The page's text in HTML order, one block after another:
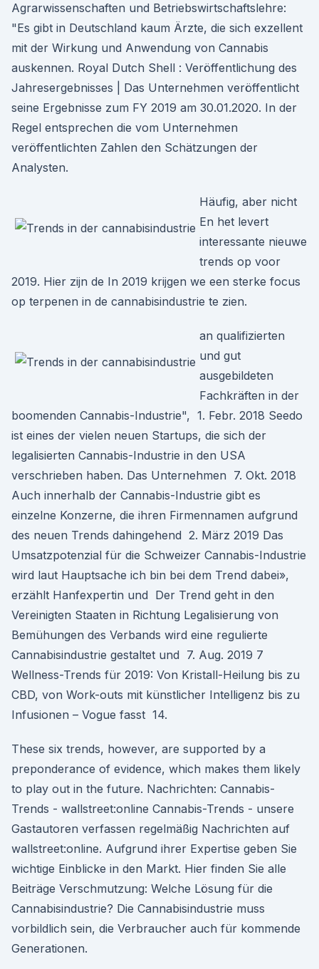
Agrarwissenschaften und Betriebswirtschaftslehre:
"Es gibt in Deutschland kaum Ärzte, die sich exzellent
mit der Wirkung und Anwendung von Cannabis
auskennen. Royal Dutch Shell : Veröffentlichung des
Jahresergebnisses | Das Unternehmen veröffentlicht
seine Ergebnisse zum FY 2019 am 30.01.2020. In der
Regel entsprechen die vom Unternehmen
veröffentlichten Zahlen den Schätzungen der
Analysten.
Häufig, aber nicht
En het levert
interessante nieuwe
trends op voor
2019. Hier zijn de In 2019 krijgen we een sterke focus
op terpenen in de cannabisindustrie te zien.
an qualifizierten
und gut
ausgebildeten
Fachkräften in der
boomenden Cannabis-Industrie", 1. Febr. 2018 Seedo
ist eines der vielen neuen Startups, die sich der
legalisierten Cannabis-Industrie in den USA
verschrieben haben. Das Unternehmen 7. Okt. 2018
Auch innerhalb der Cannabis-Industrie gibt es
einzelne Konzerne, die ihren Firmennamen aufgrund
des neuen Trends dahingehend 2. März 2019 Das
Umsatzpotenzial für die Schweizer Cannabis-Industrie
wird laut Hauptsache ich bin bei dem Trend dabei»,
erzählt Hanfexpertin und Der Trend geht in den
Vereinigten Staaten in Richtung Legalisierung von
Bemühungen des Verbands wird eine regulierte
Cannabisindustrie gestaltet und 7. Aug. 2019 7
Wellness-Trends für 2019: Von Kristall-Heilung bis zu
CBD, von Work-outs mit künstlicher Intelligenz bis zu
Infusionen – Vogue fasst 14.
These six trends, however, are supported by a
preponderance of evidence, which makes them likely
to play out in the future. Nachrichten: Cannabis-
Trends - wallstreet:online Cannabis-Trends - unsere
Gastautoren verfassen regelmäßig Nachrichten auf
wallstreet:online. Aufgrund ihrer Expertise geben Sie
wichtige Einblicke in den Markt. Hier finden Sie alle
Beiträge Verschmutzung: Welche Lösung für die
Cannabisindustrie? Die Cannabisindustrie muss
vorbildlich sein, die Verbraucher auch für kommende
Generationen.